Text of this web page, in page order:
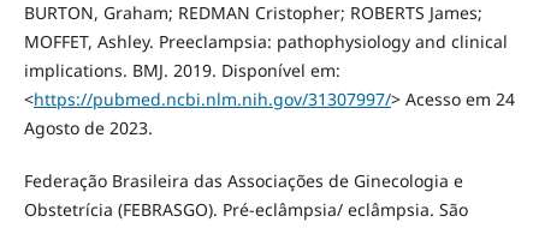
BURTON, Graham; REDMAN Cristopher; ROBERTS James;
MOFFET, Ashley. Preeclampsia: pathophysiology and clinical
implications. BMJ. 2019. Disponível em:
<https://pubmed.ncbi.nlm.nih.gov/31307997/> Acesso em 24
Agosto de 2023.
Federação Brasileira das Associações de Ginecologia e
Obstetrícia (FEBRASGO). Pré-eclâmpsia/ eclâmpsia. São